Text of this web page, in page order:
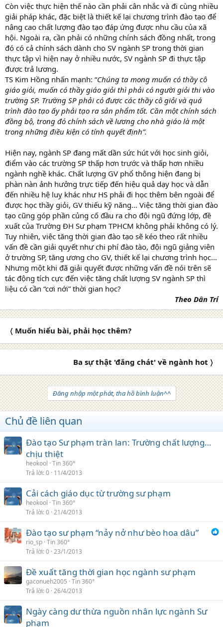
Còn việc thực hiện thế nào cần phải cân nhắc và đi cùng nhiều
giải pháp khác, đặc biệt là thiết kế lại chương trình đào tạo để
nâng cao chất lượng đào tạo đáp ứng được nhu cầu của xã
hội. Ngoài ra, cần phải có những chính sách đồng nhất, trong
đó có cả chính sách dành cho SV ngành SP trong thời gian
thực tập vì hiện nay ở nhiều nước, SV ngành SP đi thực tập
được trả lương.
TS Kim Hồng nhấn mạnh: “Chúng ta mong muốn có thầy cô
giáo giỏi, muốn có thầy giáo giỏi thì phải có người giỏi thi vào
trường SP. Trường SP phải có được các thầy cô giỏi và quá
trình đào tạo ấy phải tạo ra sản phẩm tốt. Cần một chính sách
đồng bộ, trong đó chính sách về lương cho nhà giáo là một
trong những điều kiện có tính quyết định”.
Hiện nay, ngành SP đang mất dần sức hút với học sinh giỏi,
điểm vào các trường SP thấp hơn trước và thấp hơn nhiều
ngành nghề khác. Chất lượng GV phổ thông hiện đang bị
phàn nàn ảnh hưởng trực tiếp đến hiệu quả dạy học và dẫn
đến nhiều hệ luỵ khác như HS phải đi học thêm bên ngoài để
được học thầy giỏi, GV thiếu kỹ năng… Việc tăng thời gian đào
tạo cũng góp phần củng cố đầu ra cho đội ngũ đứng lớp, đề
xuất của Trường ĐH Sư phạm TPHCM không phải không có lý.
Tuy nhiên, việc tăng thời gian đào tạo sẽ kéo theo rất nhiều
vấn đề cần giải quyết như chi phí đào tào, đội ngũ giảng viên
ở trường SP, tăng ương cho GV, thiết kế lại chương trình học…
Nhưng một khi đã giải quyết được những vấn đề nói trên sẽ
tác động tích cực đến việc tăng chất lượng SV ngành SP thì
liệu có cần “cơi nới” thời gian học?
Theo Dân Trí
〈 Muốn hiểu bài, phải học thêm?
Ba sự thật 'đắng chát' về ngành hot 〉
Đăng nhập một phát, tha hồ bình luận^^
Chủ đề liên quan
Đào tạo Sư phạm tràn lan: Trường chất lượng…
chịu thiệt
heokool Tin 360°
Trả lời 0 11/4/2013
Cải cách giáo dục từ trường sư phạm
heokool Tin 360°
Trả lời 0 21/4/2013
Đào tạo sư phạm “nảy nở như bèo hoa dâu”
rio_sp Tin 360°
Trả lời 0 23/1/2013
Đề xuất tăng thời gian học ngành sư phạm
gaconueh2005 Tin 360°
Trả lời 0 26/4/2013
Ngày càng dư thừa nguồn nhân lực ngành Sư
phạm